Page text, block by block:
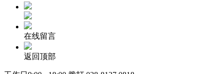
在线留言
返回顶部